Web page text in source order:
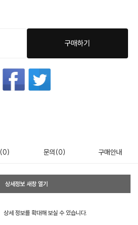
구매하기
(0) 문의 (0) 구매안내
상세정보 새창 열기
상세 정보를 확대해 보실 수 있습니다.